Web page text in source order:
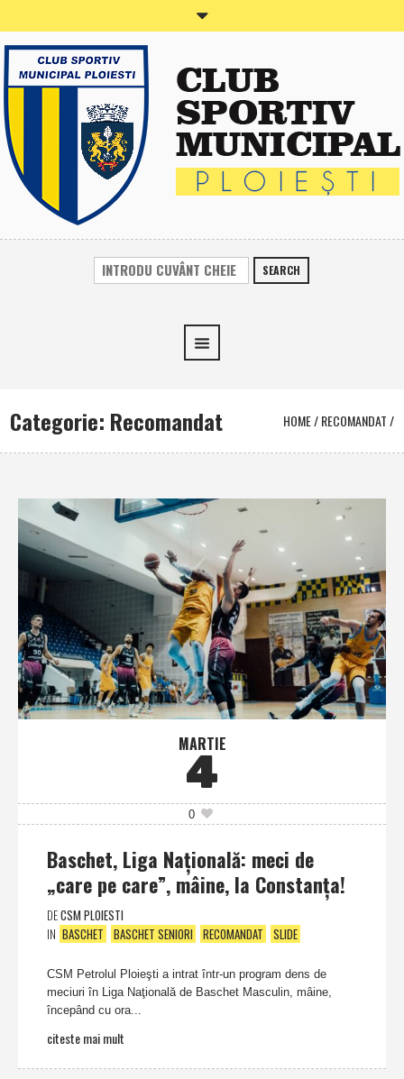
SEARCH
Categorie: Recomandat HOME/RECOMANDAT/
MARTIE
4
0
Baschet, Liga Naţională: meci de
„care pe care”, mâine, la Constanţa!
DECSM PLOIESTI
IN BASCHET BASCHET SENIORI RECOMANDAT SLIDE
CSM Petrolul Ploieşti a intrat într-un program dens de
meciuri în Liga Naţională de Baschet Masculin, mâine,
începând cu ora...
citeste mai mult